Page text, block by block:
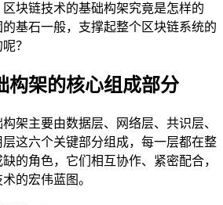
区块链技术的基础构架究竟是怎样的
基石一般，支撑起整个区块链系统的
？
构架的核心组成部分
架主要由数据层、网络层、共识层、
这六个关键部分组成，每一层都在整
的角色，它们相互协作、紧密配合，
的宏伟蓝图。